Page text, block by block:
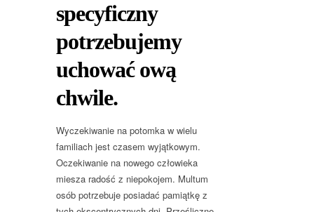
specyficzny
potrzebujemy
uchować ową
chwile.
Wyczekiwanie na potomka w wielu
familiach jest czasem wyjątkowym.
Oczekiwanie na nowego człowieka
miesza radość z niepokojem. Multum
osób potrzebuje posiadać pamiątkę z